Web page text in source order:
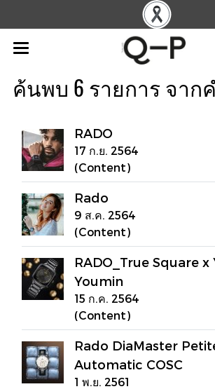
ค้นพบ 6 รายการ จาก
RADO
17 ก.ย. 2564
(Content)
Rado
9 ส.ค. 2564
(Content)
RADO_True Square x
Youmin
15 ก.ค. 2564
(Content)
Rado DiaMaster
Automatic COSC
1 พ.ย. 2561